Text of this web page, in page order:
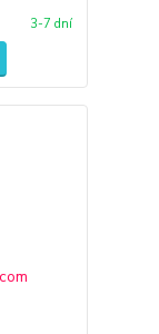
3-7 dní